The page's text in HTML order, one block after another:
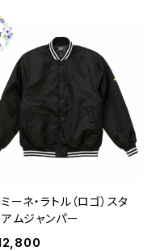
ーネ・ラトル（ロゴ）スタ
ムジャンパー